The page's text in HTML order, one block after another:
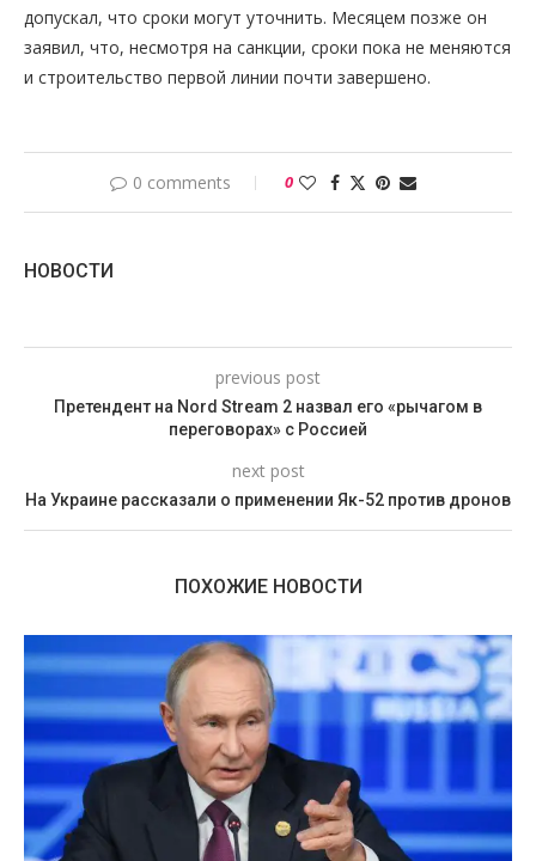
допускал, что сроки могут уточнить. Месяцем позже он
заявил, что, несмотря на санкции, сроки пока не меняются
и строительство первой линии почти завершено.
0 comments 0
НОВОСТИ
previous post
Претендент на Nord Stream 2 назвал его «рычагом в
переговорах» с Россией
next post
На Украине рассказали о применении Як-52 против дронов
ПОХОЖИЕ НОВОСТИ